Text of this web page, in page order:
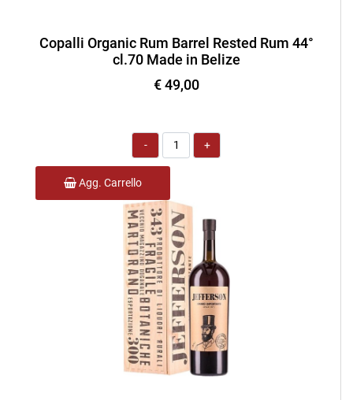
Copalli Organic Rum Barrel Rested Rum 44°
cl.70 Made in Belize
€ 49,00
Quantità
Agg. Carrello